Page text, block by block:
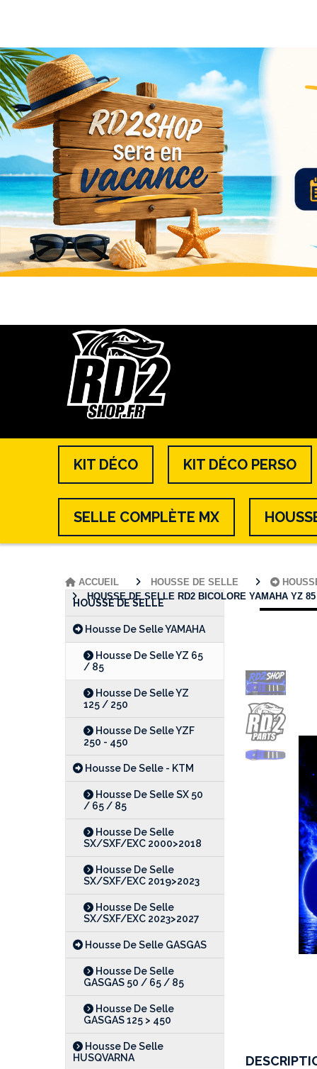
KIT DÉCO KIT DÉCO PERSO
SELLE COMPLÈTE MX
HOUSSE DE SELLE
Housse De Selle YAMAHA
Housse De Selle YZ 65
/ 85
Housse De Selle YZ
125 / 250
Housse De Selle YZF
250 - 450
Housse De Selle - KTM
Housse De Selle SX 50
/ 65 / 85
Housse De Selle
SX/SXF/EXC 2000>2018
Housse De Selle
SX/SXF/EXC 2019>2023
Housse De Selle
SX/SXF/EXC 2023>2027
Housse De Selle GASGAS
Housse De Selle
GASGAS 50 / 65 / 85
Housse De Selle
GASGAS 125 > 450
Housse De Selle
HUSQVARNA
ACCUEIL HOUSSE DE SELLE
HOUSSE DE SELLE RD2 BICOLORE YAMAHA YZ